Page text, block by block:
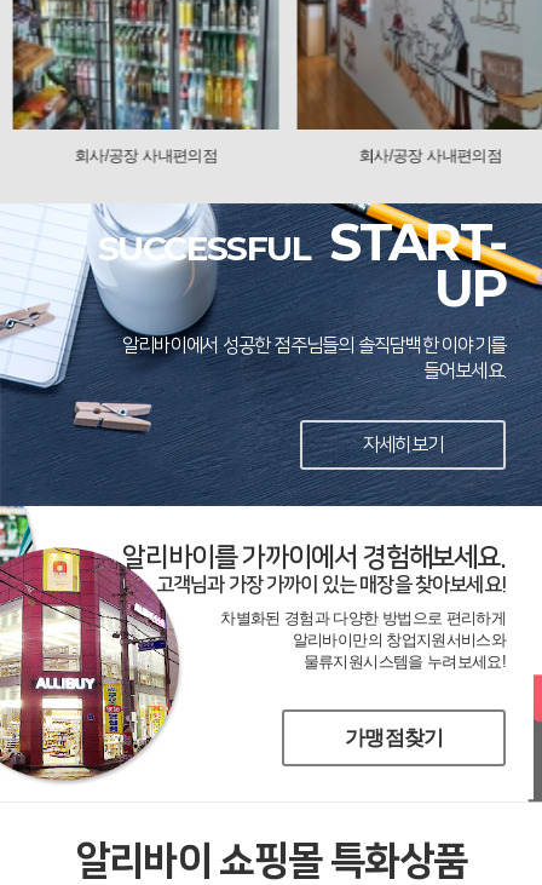
회사/공장 사내편의점 회사/공장 사내편의점
SUCCESSFUL START-
UP
알리바이에서 성공한 점주님들의 솔직담백한 이야기를
들어보세요.
자세히보기
알리바이를 가까이에서 경험해보세요.
고객님과 가장 가까이 있는 매장을 찾아보세요!
차별화된 경험과 다양한 방법으로 편리하게
알리바이만의 창업지원서비스와
물류지원시스템을 누려보세요!
가맹점찾기
알리바이 쇼핑몰 특화상품